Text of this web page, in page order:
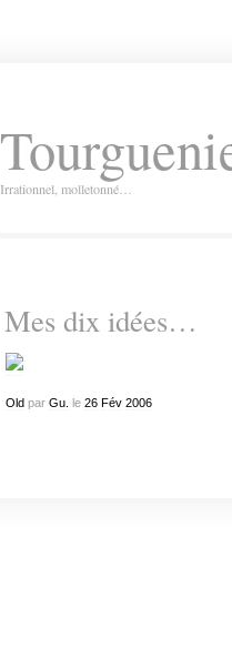
Irrationnel, molletonné…
Mes dix idées…
Oldpar Gu. le 26 Fév 2006